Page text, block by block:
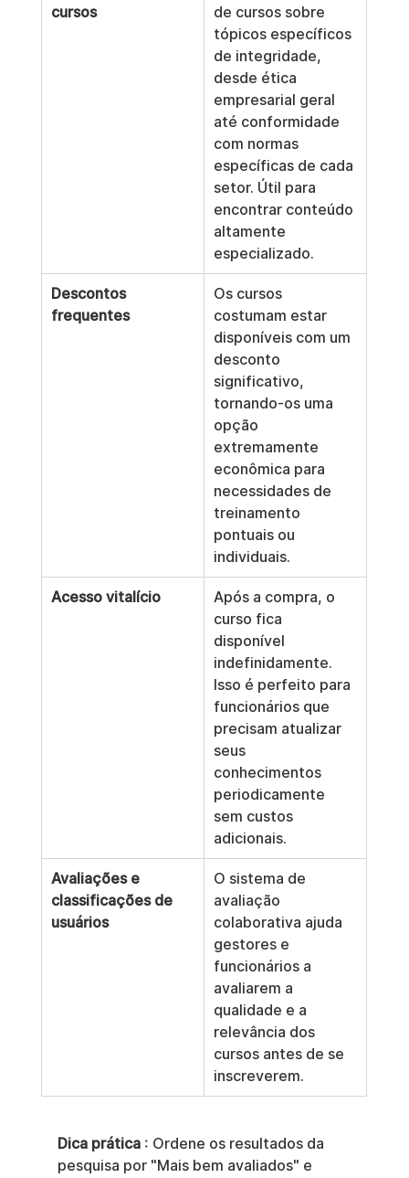
cursos
de cursos sobre
tópicos específicos
de integridade,
desde ética
empresarial geral
até conformidade
com normas
específicas de cada
setor. Útil para
encontrar conteúdo
altamente
especializado.
Descontos
frequentes
Os cursos
costumam estar
disponíveis com um
desconto
significativo,
tornando-os uma
opção
extremamente
econômica para
necessidades de
treinamento
pontuais ou
individuais.
Acesso vitalício
Após a compra, o
curso fica
disponível
indefinidamente.
Isso é perfeito para
funcionários que
precisam atualizar
seus
conhecimentos
periodicamente
sem custos
adicionais.
Avaliações e
classificações de
usuários
O sistema de
avaliação
colaborativa ajuda
gestores e
funcionários a
avaliarem a
qualidade e a
relevância dos
cursos antes de se
inscreverem.
Dica prática : Ordene os resultados da
pesquisa por "Mais bem avaliados" e